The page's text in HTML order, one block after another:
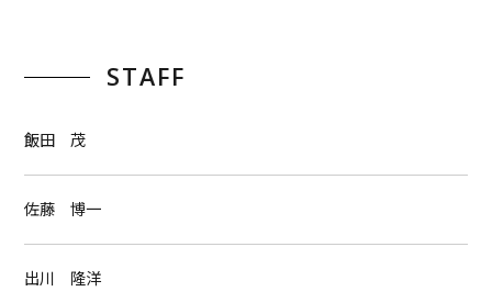
STAFF
飯田 茂
佐藤 博一
出川 隆洋